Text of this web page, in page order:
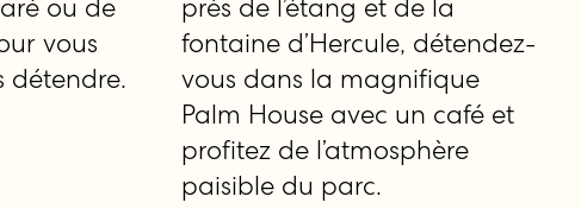
ou de
vous
détendre.
près de l’étang et de la
fontaine d’Hercule, détendez-
vous dans la magnifique
Palm House avec un café et
profitez de l’atmosphère
paisible du parc.